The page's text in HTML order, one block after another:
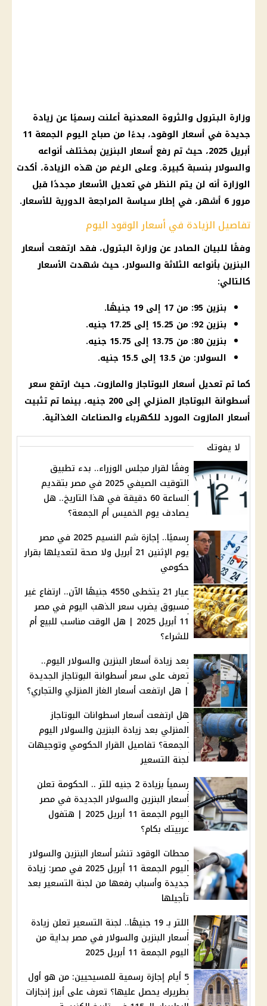
وزارة البترول والثروة المعدنية أعلنت رسميًا عن زيادة
جديدة في أسعار الوقود، بدءًا من صباح اليوم الجمعة 11
أبريل 2025، حيث تم رفع أسعار البنزين بمختلف أنواعه
والسولار بنسبة كبيرة. وعلى الرغم من هذه الزيادة، أكدت
الوزارة أنه لن يتم النظر في تعديل الأسعار مجددًا قبل
مرور 6 أشهر، في إطار سياسة المراجعة الدورية للأسعار.
تفاصيل الزيادة في أسعار الوقود اليوم
وفقًا للبيان الصادر عن وزارة البترول، فقد ارتفعت أسعار
البنزين بأنواعه الثلاثة والسولار، حيث شهدت الأسعار
كالتالي:
بنزين 95: من 17 إلى 19 جنيهًا.
بنزين 92: من 15.25 إلى 17.25 جنيه.
بنزين 80: من 13.75 إلى 15.75 جنيه.
السولار: من 13.5 إلى 15.5 جنيه.
كما تم تعديل أسعار البوتاجاز والمازوت، حيث ارتفع سعر
أسطوانة البوتاجاز المنزلي إلى 200 جنيه، بينما تم تثبيت
أسعار المازوت المورد للكهرباء والصناعات الغذائية.
لا يفوتك
وفقًا لقرار مجلس الوزراء.. بدء تطبيق
التوقيت الصيفي 2025 في مصر بتقديم
الساعة 60 دقيقة في هذا التاريخ.. هل
يصادف يوم الخميس أم الجمعة؟
رسميًا.. إجازة شم النسيم 2025 في مصر
يوم الإثنين 21 أبريل ولا صحة لتعديلها بقرار
حكومي
عيار 21 يتخطى 4550 جنيهًا الآن.. ارتفاع غير
مسبوق يضرب سعر الذهب اليوم في مصر
11 أبريل 2025 | هل الوقت مناسب للبيع أم
للشراء؟
بعد زيادة أسعار البنزين والسولار اليوم..
تعرف على سعر أسطوانة البوتاجاز الجديدة
| هل ارتفعت أسعار الغاز المنزلي والتجاري؟
هل ارتفعت أسعار اسطوانات البوتاجاز
المنزلي بعد زيادة البنزين والسولار اليوم
الجمعة؟ تفاصيل القرار الحكومي وتوجيهات
لجنة التسعير
رسمياً بزيادة 2 جنيه للتر .. الحكومة تعلن
أسعار البنزين والسولار الجديدة في مصر
اليوم الجمعة 11 أبريل 2025 | هتفول
عربيتك بكام؟
محطات الوقود تنشر أسعار البنزين والسولار
اليوم الجمعة 11 أبريل 2025 في مصر: زيادة
جديدة وأسباب رفعها من لجنة التسعير بعد
تأجيلها
اللتر بـ 19 جنيهًا.. لجنة التسعير تعلن زيادة
أسعار البنزين والسولار في مصر بداية من
اليوم الجمعة 11 أبريل 2025
5 أيام إجازة رسمية للمسيحيين: من هو أول
بطريرك يحصل عليها؟ تعرف على أبرز إنجازات